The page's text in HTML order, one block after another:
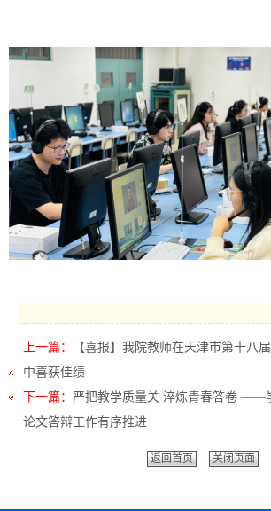
上一篇：
【喜报】我院教师在天津市第十八
中喜获佳绩
下一篇： 严把教学质量关 淬炼青春答卷 ——
论文答辩工作有序推进
返回首页 关闭页面